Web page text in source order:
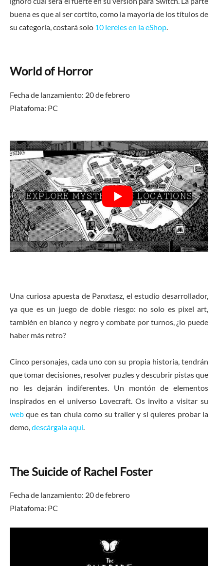
buena es que al ser cortito, como la mayoría de los títulos de
su categoría, costará solo 10 lereles en la eShop
World of Horror
Fecha de lanzamiento: 20 de febrero
Platafoma: PC
Una curiosa apuesta de Panxtasz, el estudio desarrollador,
ya que es un juego de doble riesgo: no solo es pixel art,
también en blanco y negro y combate por turnos, ¿lo puede
haber más retro?
Cinco personajes, cada uno con su propia historia, tendrán
que tomar decisiones, resolver puzles y descubrir pistas que
no les dejarán indiferentes. Un montón de elementos
inspirados en el universo Lovecraft. Os invito a visitar su
web que es tan chula como su trailer y si quieres probar la
demo,descárgala aquí.
The Suicide of Rachel Foster
Fecha de lanzamiento: 20 de febrero
Platafoma: PC